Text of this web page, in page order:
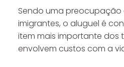
Sendo uma preocupação
imigrantes, o aluguel é
item mais importante dos
envolvem custos com a